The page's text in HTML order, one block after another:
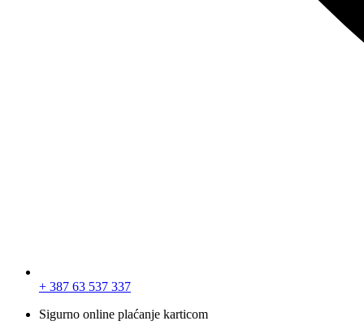
+ 387 63 537 337
Sigurno online plaćanje karticom